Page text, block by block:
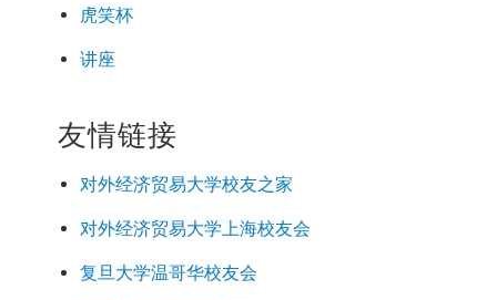
虎笑杯
讲座
友情链接
对外经济贸易大学校友之家
对外经济贸易大学上海校友会
复旦大学温哥华校友会